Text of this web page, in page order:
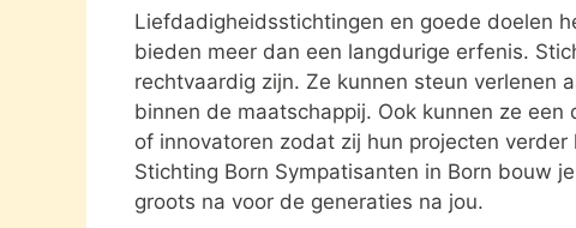
Liefdadigheidsstichtingen en goede doelen
bieden meer dan een langdurige erfenis.
rechtvaardig zijn. Ze kunnen steun verlenen
binnen de maatschappij. Ook kunnen ze
of innovatoren zodat zij hun projecten
Stichting Born Sympatisanten in Born bouw
groots na voor de generaties na jou.